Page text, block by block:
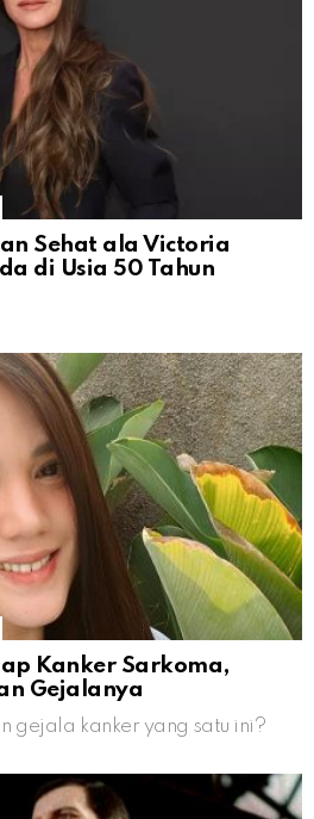
Sehat ala Victoria
di Usia 50 Tahun
Kanker Sarkoma,
Gejalanya
gejala kanker yang satu ini?